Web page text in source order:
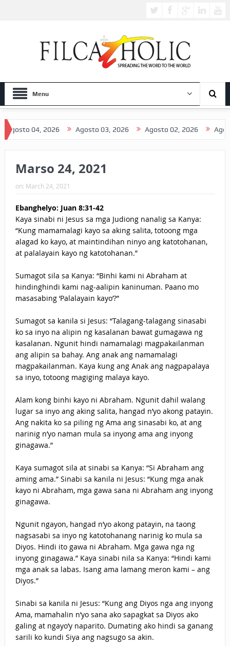
Menu
04, 2026 Agosto 03, 2026 Agosto 02, 2026 Agosto
Marso 24, 2021
on: March 24, 2021
Ebanghelyo: Juan 8:31-42
Kaya sinabi ni Jesus sa mga Judiong nanalig sa Kanya:
“Kung mamamalagi kayo sa aking salita, totoong mga
alagad ko kayo, at maintindihan ninyo ang katotohanan,
at palalayain kayo ng katotohanan.”
Sumagot sila sa Kanya: “Binhi kami ni Abraham at
hindinghindi kami nag-aalipin kaninuman. Paano mo
masasabing ‘Palalayain kayo’?”
Sumagot sa kanila si Jesus: “Talagang-talagang sinasabi
ko sa inyo na alipin ng kasalanan bawat gumagawa ng
kasalanan. Ngunit hindi namamalagi magpakailanman
ang alipin sa bahay. Ang anak ang namamalagi
magpakailanman. Kaya kung ang Anak ang nagpapalaya
sa inyo, totoong magiging malaya kayo.
Alam kong binhi kayo ni Abraham. Ngunit dahil walang
lugar sa inyo ang aking salita, hangad n’yo akong patayin.
Ang nakita ko sa piling ng Ama ang sinasabi ko, at ang
narinig n’yo naman mula sa inyong ama ang inyong
ginagawa.”
Kaya sumagot sila at sinabi sa Kanya: “Si Abraham ang
aming ama.” Sinabi sa kanila ni Jesus: “Kung mga anak
kayo ni Abraham, mga gawa sana ni Abraham ang inyong
ginagawa.
Ngunit ngayon, hangad n’yo akong patayin, na taong
nagsasabi sa inyo ng katotohanang narinig ko mula sa
Diyos. Hindi ito gawa ni Abraham. Mga gawa nga ng
inyong ginagawa.” Kaya sinabi nila sa Kanya: “Hindi kami
mga anak sa labas. Isang ama lamang meron kami – ang
Diyos.”
Sinabi sa kanila ni Jesus: “Kung ang Diyos nga ang inyong
Ama, mamahalin n’yo sana ako sapagkat sa Diyos ako
galing at ngayo’y naparito. Dumating ako hindi sa ganang
sarili ko kundi Siya ang nagsugo sa akin.